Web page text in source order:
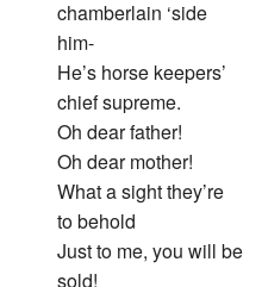
chamberlain ‘side
him-
He’s horse keepers’
chief supreme.
Oh dear father!
Oh dear mother!
What a sight they’re
to behold
Just to me, you will be
sold!